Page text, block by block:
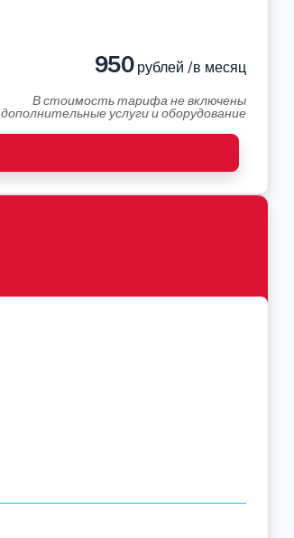
950рублей /в месяц
В стоимость тарифа не включены
дополнительные услуги и оборудование